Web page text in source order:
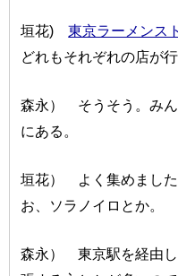
垣花)東京ラーメンス
どれもそれぞれの店が
森永） そうそう。みん
にある。
垣花） よく集めまし
お、ソラノイロとか。
森永） 東京駅を経由し